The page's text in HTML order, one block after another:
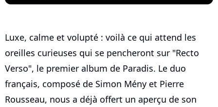
Luxe, calme et volupté : voilà ce qui attend les
oreilles curieuses qui se pencheront sur "Recto
Verso", le premier album de Paradis. Le duo
français, composé de Simon Mény et Pierre
Rousseau, nous a déjà offert un aperçu de son